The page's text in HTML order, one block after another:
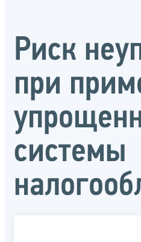
Риск
при
системы